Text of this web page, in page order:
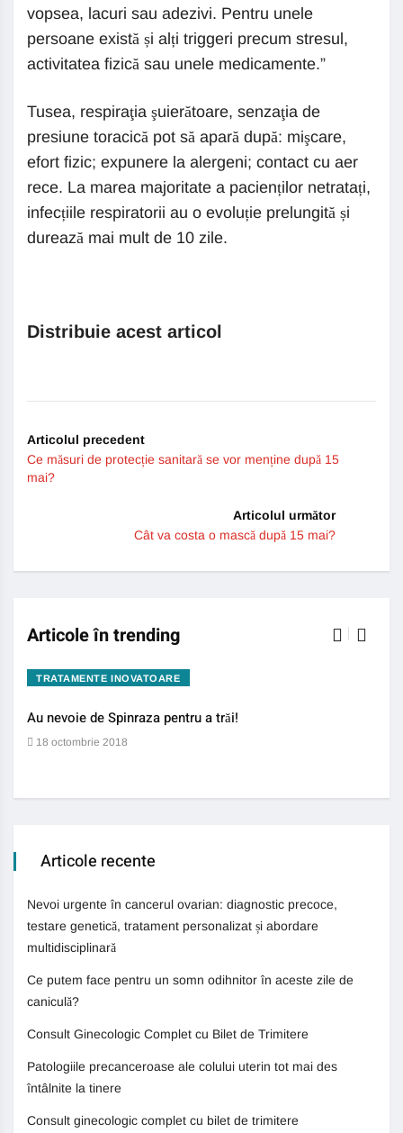
vopsea, lacuri sau adezivi. Pentru unele
persoane există și alți triggeri precum stresul,
activitatea fizică sau unele medicamente.”
Tusea, respiraţia şuierătoare, senzaţia de
presiune toracică pot să apară după: mişcare,
efort fizic; expunere la alergeni; contact cu aer
rece. La marea majoritate a pacienților netratați,
infecțiile respiratorii au o evoluție prelungită și
durează mai mult de 10 zile.
Distribuie acest articol
Articolul precedent
Ce măsuri de protecție sanitară se vor menține după 15
mai?
Articolul următor
Cât va costa o mască după 15 mai?
Articole în trending
TRATAMENTE INOVATOARE
Au nevoie de Spinraza pentru a trăi!
18 octombrie 2018
Articole recente
Nevoi urgente în cancerul ovarian: diagnostic precoce,
testare genetică, tratament personalizat și abordare
multidisciplinară
Ce putem face pentru un somn odihnitor în aceste zile de
caniculă?
Consult Ginecologic Complet cu Bilet de Trimitere
Patologiile precanceroase ale colului uterin tot mai des
întâlnite la tinere
Consult ginecologic complet cu bilet de trimitere